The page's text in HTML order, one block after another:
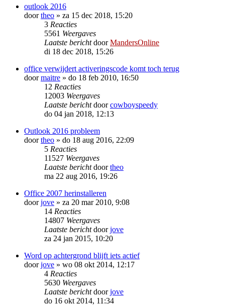
outlook 2016
doortheo » za 15 dec 2018, 15:20
3 Reacties
5561 Weergaves
Laatste berichtdoorMandersOnline
di 18 dec 2018, 15:26
office verwijdert activeringscode komt toch terug
doormaitre » do 18 feb 2010, 16:50
12 Reacties
12003 Weergaves
Laatste berichtdoorcowboyspeedy
do 04 jan 2018, 12:13
Outlook 2016 probleem
doortheo » do 18 aug 2016, 22:09
5 Reacties
11527 Weergaves
Laatste berichtdoortheo
ma 22 aug 2016, 19:26
Office 2007 herinstalleren
doorjove » za 20 mar 2010, 9:08
14 Reacties
14807 Weergaves
Laatste berichtdoorjove
za 24 jan 2015, 10:20
Word op achtergrond blijft iets actief
doorjove » wo 08 okt 2014, 12:17
4 Reacties
5630 Weergaves
Laatste berichtdoorjove
do 16 okt 2014, 11:34